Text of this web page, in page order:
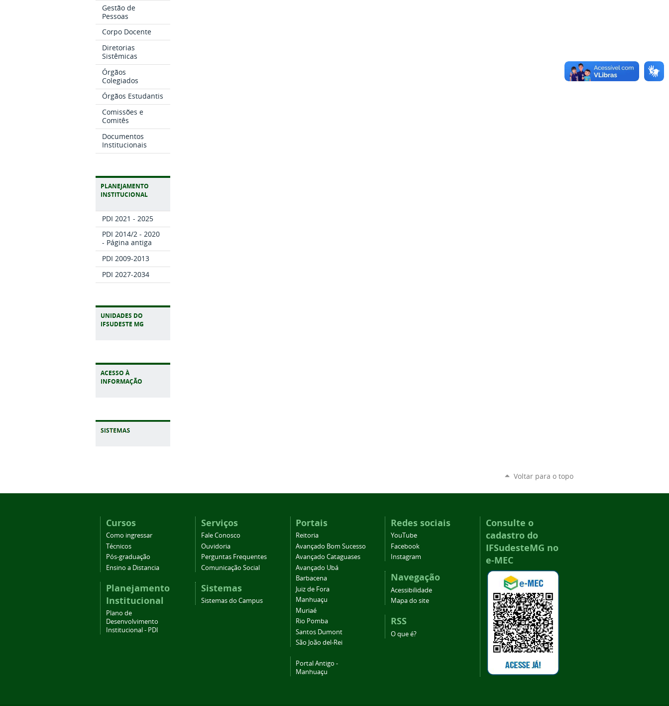
Gestão de
Pessoas
Corpo Docente
Diretorias
Sistêmicas
Órgãos
Colegiados
Órgãos Estudantis
Comissões e
Comitês
Documentos
Institucionais
PLANEJAMENTO
INSTITUCIONAL
PDI 2021 - 2025
PDI 2014/2 - 2020
- Página antiga
PDI 2009-2013
PDI 2027-2034
UNIDADES DO
IFSUDESTE MG
ACESSO À
INFORMAÇÃO
Voltar para o topo
Cursos
Como ingressar
Técnicos
Pós-graduação
Ensino a Distancia
Planejamento
Institucional
Plano de
Desenvolvimento
Institucional - PDI
Serviços
Fale Conosco
Ouvidoria
Perguntas Frequentes
Comunicação Social
Sistemas
Sistemas do Campus
Portais
Reitoria
Avançado Bom Sucesso
Avançado Cataguases
Avançado Ubá
Barbacena
Juiz de Fora
Manhuaçu
Muriaé
Rio Pomba
Santos Dumont
São João del-Rei
Portal Antigo -
Manhuaçu
Redes sociais
YouTube
Facebook
Instagram
Navegação
Acessibilidade
Mapa do site
RSS
O que é?
Consulte o
cadastro do
IFSudesteMG no
e-MEC